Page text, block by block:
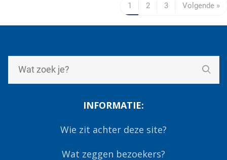
1 2 3 Volgende »
INFORMATIE:
Wie zit achter deze site?
Wat zeggen bezoekers?